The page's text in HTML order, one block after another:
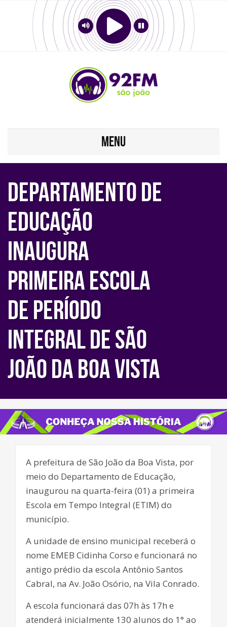
MENU
DEPARTAMENTO DE
EDUCAÇÃO
INAUGURA
PRIMEIRA ESCOLA
DE PERÍODO
INTEGRAL DE SÃO
JOÃO DA BOA VISTA
A prefeitura de São João da Boa Vista, por
meio do Departamento de Educação,
inaugurou na quarta-feira (01) a primeira
Escola em Tempo Integral (ETIM) do
município.
A unidade de ensino municipal receberá o
nome EMEB Cidinha Corso e funcionará no
antigo prédio da escola Antônio Santos
Cabral, na Av. João Osório, na Vila Conrado.
A escola funcionará das 07h às 17h e
atenderá inicialmente 130 alunos do 1° ao